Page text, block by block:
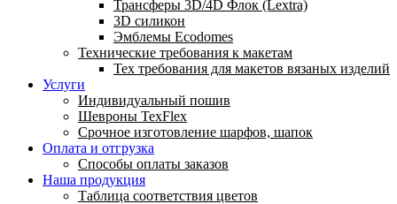
Трансферы 3D/4D Флок (Lextra)
3D силикон
Эмблемы Ecodomes
Технические требования к макетам
Тех требования для макетов вязаных изделий
Услуги
Индивидуальный пошив
Шевроны TexFlex
Срочное изготовление шарфов, шапок
Оплата и отгрузка
Способы оплаты заказов
Наша продукция
Таблица соответствия цветов